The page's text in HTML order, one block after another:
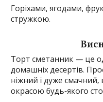
Горіхами, ягодами,
стружкою.
Торт сметанник — це
домашніх десертів.
ніжний і дуже
окрасою будь-якого